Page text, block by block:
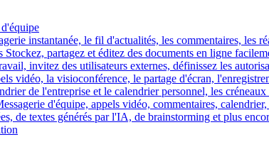
instantanée, le fil d'actualités, les commentaires, les
Stockez, partagez et éditez des documents en ligne
invitez des utilisateurs externes, définissez les
vidéo, la visioconférence, le partage d'écran,
de l'entreprise et le calendrier personnel, les
d'équipe, appels vidéo, commentaires,
de textes générés par l'IA, de brainstorming et plus